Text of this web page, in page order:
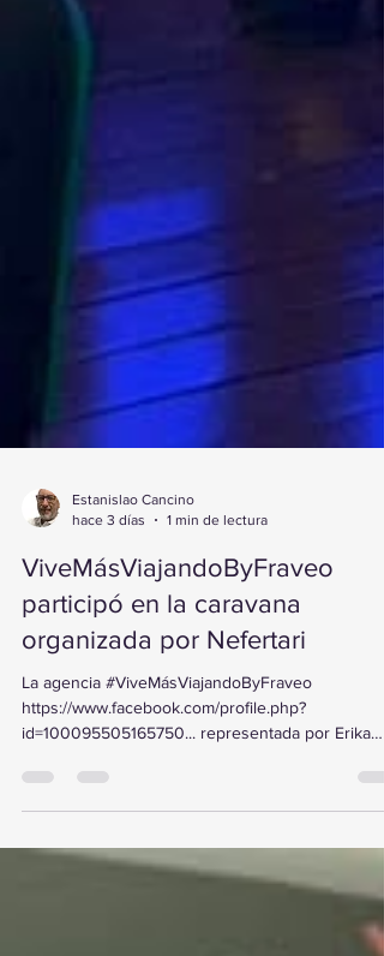
Estanislao Cancino
hace 3 días
1 min de lectura
ViveMásViajandoByFraveo
participó en la caravana
organizada por Nefertari
https://www.facebook.com/profile.php?
Gutiérrez, participó el jueves 6 de agosto de
en la caravana organizada por Nefertari , realizada